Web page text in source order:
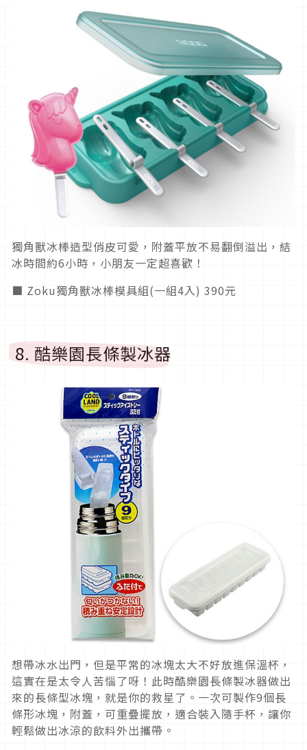
獨角獸冰棒造型俏皮可愛，附蓋平放不易翻倒溢出，結
冰時間約6小時，小朋友一定超喜歡！
■ Zoku獨角獸冰棒模具組(一組4入) 390元
8. 酷樂園長條製冰器
想帶冰水出門，但是平常的冰塊太大不好放進保溫杯，
這實在是太令人苦惱了呀！此時酷樂園長條製冰器做出
來的長條型冰塊，就是你的救星了。一次可製作9個長
條形冰塊，附蓋，可重疊擺放，適合裝入隨手杯，讓你
輕鬆做出冰涼的飲料外出攜帶。